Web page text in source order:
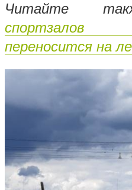
Читайте
спортзалов
переносится на